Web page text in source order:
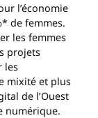
l’économie
de femmes.
les femmes
projets
les
mixité et plus
de l’Ouest
numérique.